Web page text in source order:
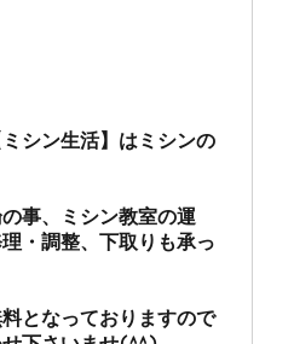
シン生活】はミシンの
事、ミシン教室の運
・調整、下取りも承っ
となっておりますので